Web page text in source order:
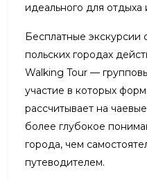
идеального для отдыха
Бесплатные экскурсии
польских городах
Walking Tour —
участие в которых
рассчитывает на
более глубокое
города, чем
путеводителем.